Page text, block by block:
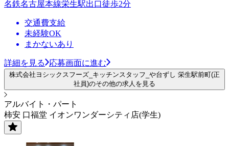
名鉄名古屋本線栄生駅出口徒歩2分
交通費支給
未経験OK
まかないあり
詳細を見る 応募画面に進む
株式会社ヨシックスフーズ_キッチンスタッフ_や台ずし 栄生駅前町(正
社員)のその他の求人を見る
アルバイト・パート
柿安 口福堂 イオンワンダーシティ店(学生)